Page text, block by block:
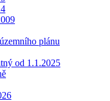
plánu
od 1.1.2025